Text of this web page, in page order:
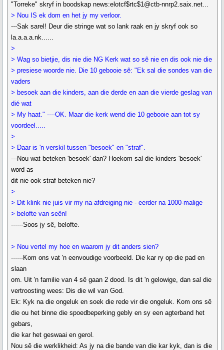
"Torreke" skryf in boodskap news:elotcf$rtc$1@ctb-nnrp2.saix.net...
> Nou IS ek dom en het jy my verloor.
---Sak sarel! Deur die stringe wat so lank raak en jy skryf ook so
la.a.a.a.nk......
>
> Wag so bietjie, dis nie die NG Kerk wat so sê nie en dis ook nie die
> presiese woorde nie. Die 10 gebooie sê: "Ek sal die sondes van die
vaders
> besoek aan die kinders, aan die derde en aan die vierde geslag van
dié wat
> My haat." ----OK. Maar die kerk wend die 10 gebooie aan tot sy
voordeel.....
>
> Daar is 'n verskil tussen "besoek" en "straf".
---Nou wat beteken 'besoek' dan? Hoekom sal die kinders 'besoek'
word as
dit nie ook straf beteken nie?
>
> Dit klink nie juis vir my na afdreiging nie - eerder na 1000-malige
> belofte van seën!
------Soos jy sê, belofte.
> Nou vertel my hoe en waarom jy dit anders sien?
------Kom ons vat 'n eenvoudige voorbeeld. Die kar ry op die pad en
slaan
om. Uit 'n familie van 4 sê gaan 2 dood. Is dit 'n gelowige, dan sal die
vertroosting wees: Dis die wil van God.
Ek: Kyk na die ongeluk en soek die rede vir die ongeluk. Kom ons sê
die ou het binne die spoedbeperking gebly en sy een agterband het
gebars,
die kar het geswaai en gerol.
Nou sê die werklikheid: As jy na die bande van die kar kyk, dan is die